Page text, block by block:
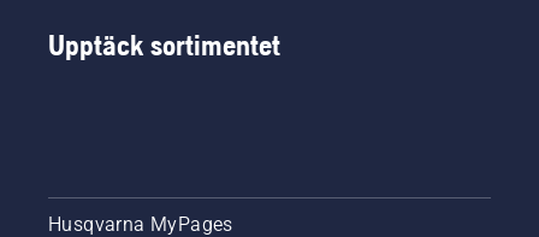
Upptäck sortimentet
Husqvarna MyPages